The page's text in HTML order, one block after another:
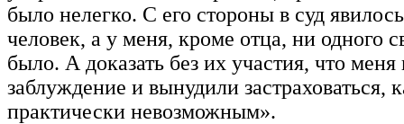
было нелегко. С его стороны в суд
человек, а у меня, кроме отца, ни одного
было. А доказать без их участия, что меня
заблуждение и вынудили застраховаться,
практически невозможным».